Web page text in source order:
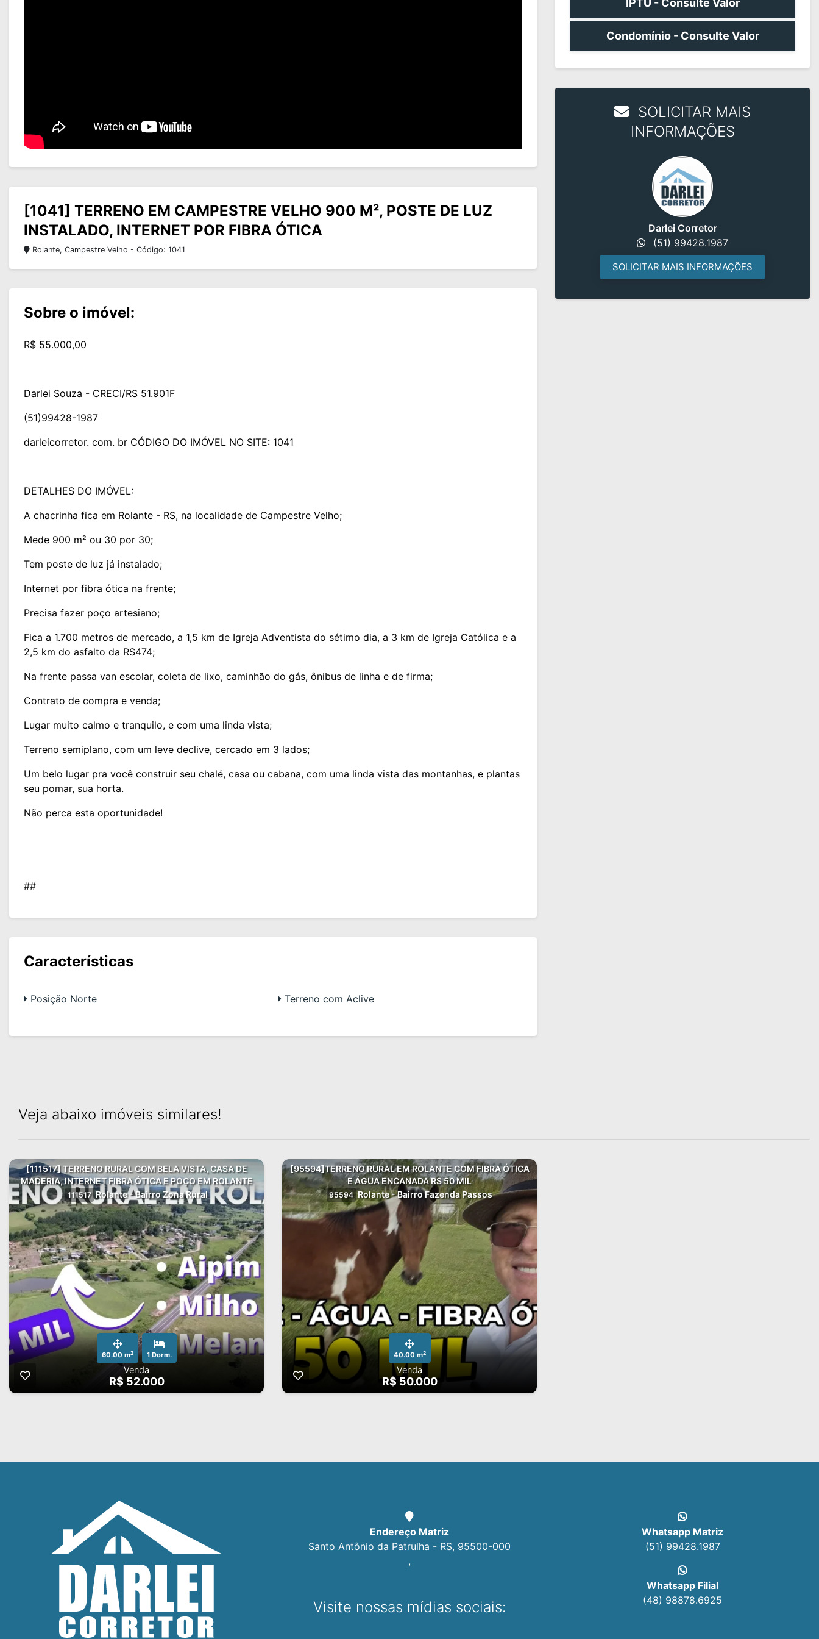
[1041] TERRENO EM CAMPESTRE VELHO 900 M², POSTE DE LUZ
INSTALADO, INTERNET POR FIBRA ÓTICA
Rolante, Campestre Velho - Código: 1041
Sobre o imóvel:
R$ 55.000,00
Darlei Souza - CRECI/RS 51.901F
(51)99428-1987
darleicorretor. com. br CÓDIGO DO IMÓVEL NO SITE: 1041
DETALHES DO IMÓVEL:
A chacrinha fica em Rolante - RS, na localidade de Campestre Velho;
Mede 900 m² ou 30 por 30;
Tem poste de luz já instalado;
Internet por fibra ótica na frente;
Precisa fazer poço artesiano;
Fica a 1.700 metros de mercado, a 1,5 km de Igreja Adventista do sétimo dia, a 3 km de Igreja Católica e a
2,5 km do asfalto da RS474;
Na frente passa van escolar, coleta de lixo, caminhão do gás, ônibus de linha e de firma;
Contrato de compra e venda;
Lugar muito calmo e tranquilo, e com uma linda vista;
Terreno semiplano, com um leve declive, cercado em 3 lados;
Um belo lugar pra você construir seu chalé, casa ou cabana, com uma linda vista das montanhas, e plantas
seu pomar, sua horta.
Não perca esta oportunidade!
##
Características
Posição Norte Terreno com Aclive
IPTU - Consulte Valor
Condomínio - Consulte Valor
SOLICITAR MAIS
INFORMAÇÕES
Darlei Corretor
(51) 99428.1987
SOLICITAR MAIS INFORMAÇÕES
Veja abaixo imóveis similares!
[111517] TERRENO RURAL COM BELA VISTA, CASA DE
MADERIA, INTERNET FIBRA ÓTICA E POÇO EM ROLANTE
111517 Rolante - Bairro Zona Rural
60.00 m2 1 Dorm.
Venda
R$ 52.000
[95594]TERRENO RURAL EM ROLANTE COM FIBRA ÓTICA
E ÁGUA ENCANADA R$ 50 MIL
95594 Rolante - Bairro Fazenda Passos
40.00 m2
Venda
R$ 50.000
Endereço Matriz
Santo Antônio da Patrulha - RS, 95500-000
,
Visite nossas mídias sociais:
Whatsapp Matriz
(51) 99428.1987
Whatsapp Filial
(48) 98878.6925